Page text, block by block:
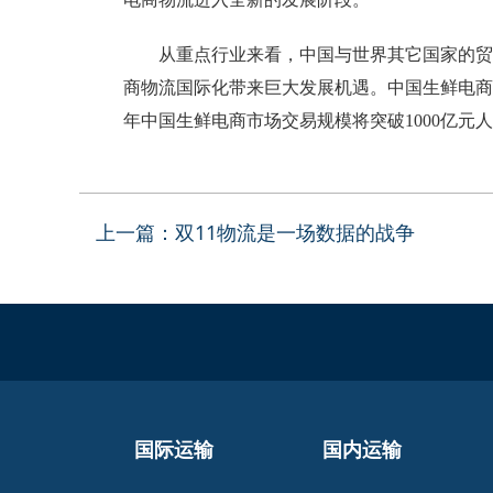
从重点行业来看，中国与世界其它国家的贸
商物流国际化带来巨大发展机遇。中国生鲜电
年中国生鲜电商市场交易规模将突破1000亿元
上一篇：双11物流是一场数据的战争
国际运输 国内运输